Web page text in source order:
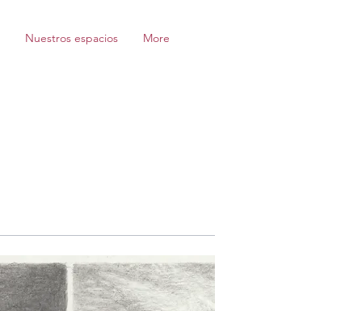
Nuestros espacios More